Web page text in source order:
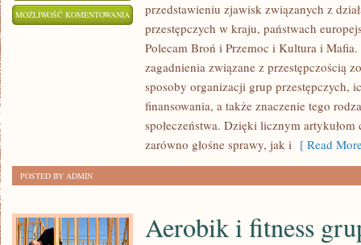
MOŻLIWOŚĆ KOMENTOWANIA KARTELE
NARKOTYKOWE
przedstawieniu zjawisk związanych z
przestępczych w kraju, państwach
Polecam Broń i Przemoc i Kultura i
zagadnienia związane z przestępczością
sposoby organizacji grup przestępczych,
finansowania, a także znaczenie tego
społeczeństwa. Dzięki licznym
zarówno głośne sprawy, jak i [ Read
POSTED BY ADMIN
Aerobik i fitness